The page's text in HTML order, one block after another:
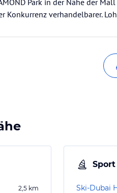
Park in der Nähe der
Konkurrenz verhandelbarer.
2,5 km Ski-Dubai